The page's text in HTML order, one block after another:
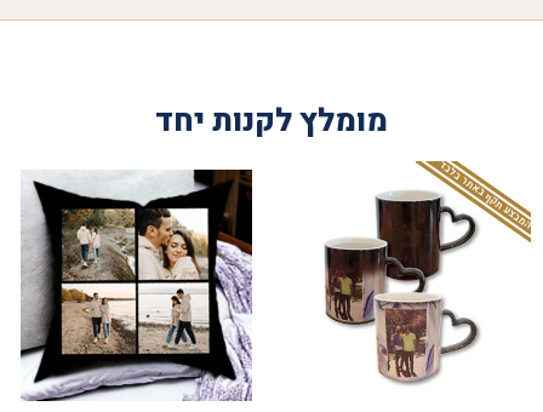
מומלץ לקנות יחד
המבצע תקף באתר בלבד